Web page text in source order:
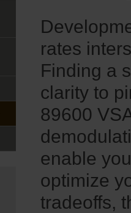
rates
Finding a
clarity to
89600
enable
optimize
tradeoffs,